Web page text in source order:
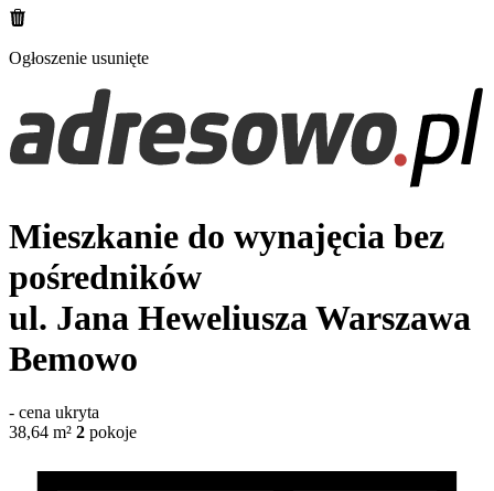
Ogłoszenie usunięte
Mieszkanie do wynajęcia bez
pośredników
ul. Jana Heweliusza Warszawa
Bemowo
- cena ukryta
38,64 m² 2 pokoje